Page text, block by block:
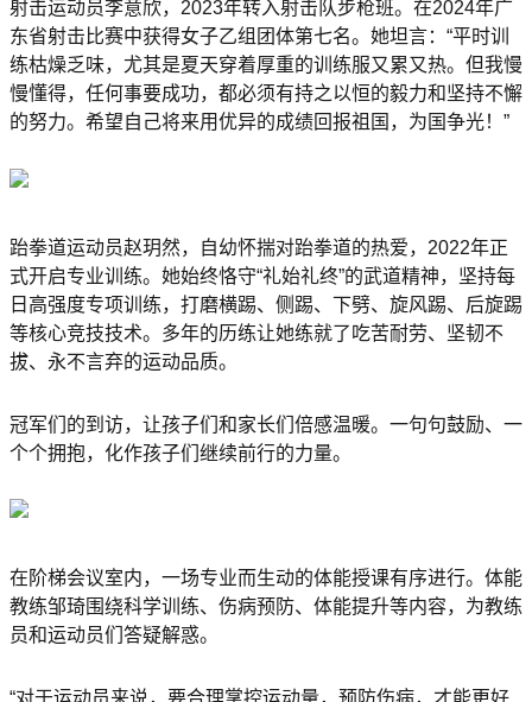
射击运动员李意欣，2023年转入射击队步枪班。在2024年广
东省射击比赛中获得女子乙组团体第七名。她坦言：“平时训
练枯燥乏味，尤其是夏天穿着厚重的训练服又累又热。但我慢
慢懂得，任何事要成功，都必须有持之以恒的毅力和坚持不懈
的努力。希望自己将来用优异的成绩回报祖国，为国争光！”
跆拳道运动员赵玥然，自幼怀揣对跆拳道的热爱，2022年正
式开启专业训练。她始终恪守“礼始礼终”的武道精神，坚持每
日高强度专项训练，打磨横踢、侧踢、下劈、旋风踢、后旋踢
等核心竞技技术。多年的历练让她练就了吃苦耐劳、坚韧不
拔、永不言弃的运动品质。
冠军们的到访，让孩子们和家长们倍感温暖。一句句鼓励、一
个个拥抱，化作孩子们继续前行的力量。
在阶梯会议室内，一场专业而生动的体能授课有序进行。体能
教练邹琦围绕科学训练、伤病预防、体能提升等内容，为教练
员和运动员们答疑解惑。
“对于运动员来说，要合理掌控运动量，预防伤病，才能更好